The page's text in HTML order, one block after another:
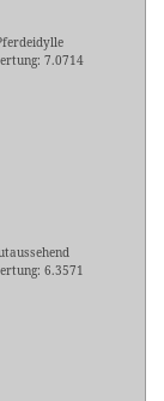
7.0714
6.3571